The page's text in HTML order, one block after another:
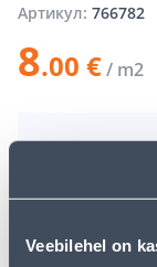
Veebilehel on
Артикул: 766782
8.00 €/ m2